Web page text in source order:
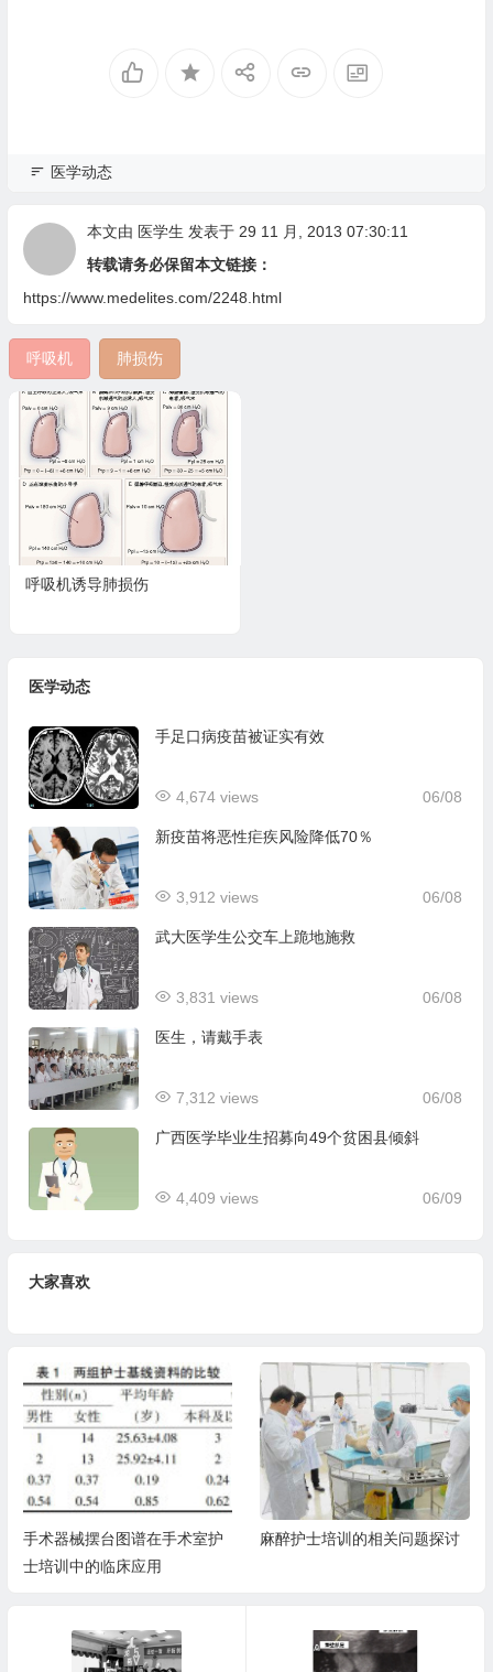
医学动态
本文由 医学生 发表于 29 11 月, 2013 07:30:11
转载请务必保留本文链接：
https://www.medelites.com/2248.html
呼吸机 肺损伤
呼吸机诱导肺损伤
医学动态
手足口病疫苗被证实有效
06/08
4,674 views
新疫苗将恶性疟疾风险降低70％
06/08
3,912 views
武大医学生公交车上跪地施救
06/08
3,831 views
医生，请戴手表
06/08
7,312 views
广西医学毕业生招募向49个贫困县倾斜
06/09
4,409 views
大家喜欢
手术器械摆台图谱在手术室护
士培训中的临床应用
麻醉护士培训的相关问题探讨